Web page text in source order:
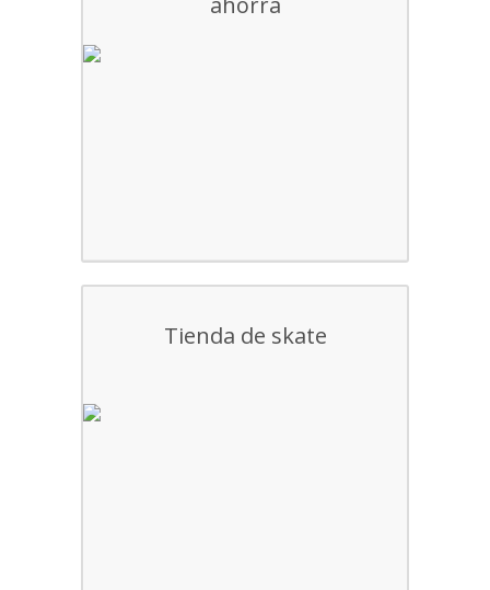
Tienda de skate